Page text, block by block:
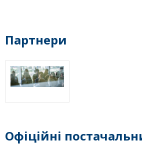
Партнери
Офіційні